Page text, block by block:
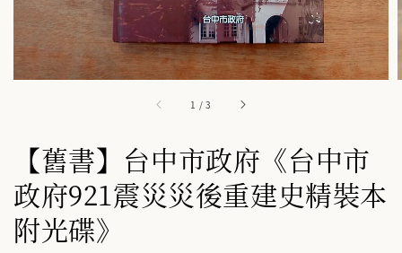
1 /3
【舊書】台中市政府《台中市
政府921震災災後重建史精裝本
附光碟》